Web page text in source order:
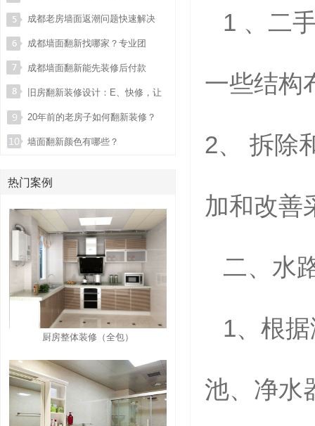
一文看懂性价比之王！
成都老房墙面返潮问题快速解决
方案：E.快修专业指南
成都墙面翻新找哪家？专业团
队，焕然一新的家！
成都墙面翻新能先装修后付款
吗？E.快修为您解答：专业、高
效、无忧的墙面翻新解决方案
旧房翻新装修设计：E、快修，让
家焕然一新！
20年前的老房子如何翻新装修？
墙面翻新颜色有哪些？
热门案例
厨房整体装修（全包）
1 、二
一些结构
2、 拆除
加和改善
二、水
1、 根
池、净水